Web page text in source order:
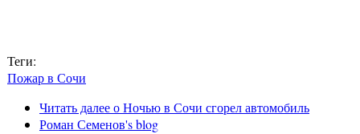
Теги:
Пожар в Сочи
Читать далеео Ночью в Сочи сгорел автомобиль
Роман Семенов's blog